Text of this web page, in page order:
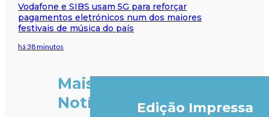
Vodafone e SIBS usam 5G para reforçar
pagamentos eletrónicos num dos maiores
festivais de música do país
há 38 minutos
Mais
Notícias
Edição Impressa